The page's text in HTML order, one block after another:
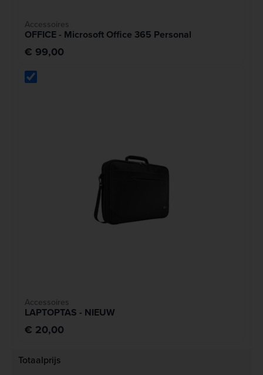
Accessoires
OFFICE - Microsoft Office 365 Personal
€ 99,00
Accessoires
LAPTOPTAS - NIEUW
€ 20,00
Totaalprijs